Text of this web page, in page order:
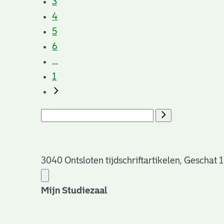
4
5
6
...
1
3040 Ontsloten tijdschriftartikelen, Geschat
Mijn Studiezaal